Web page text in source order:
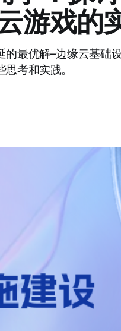
游戏的
的最优解–边缘云基础
考和实践。